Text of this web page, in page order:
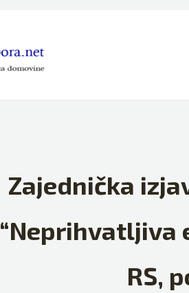
Zajednička
“Neprihvatljiva
RS,